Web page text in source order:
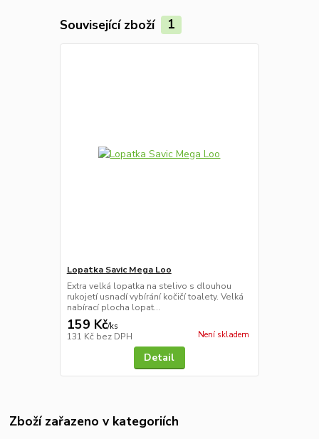
Související zboží 1
Lopatka Savic Mega Loo
Extra velká lopatka na stelivo s dlouhou
rukojetí usnadí vybírání kočičí toalety. Velká
nabírací plocha lopat...
159 Kč/ks
131 Kč bez DPH Není skladem
Detail
Zboží zařazeno v kategoriích